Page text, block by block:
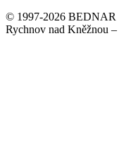
© 1997-2026 BEDNAR
Rychnov nad Kněžnou